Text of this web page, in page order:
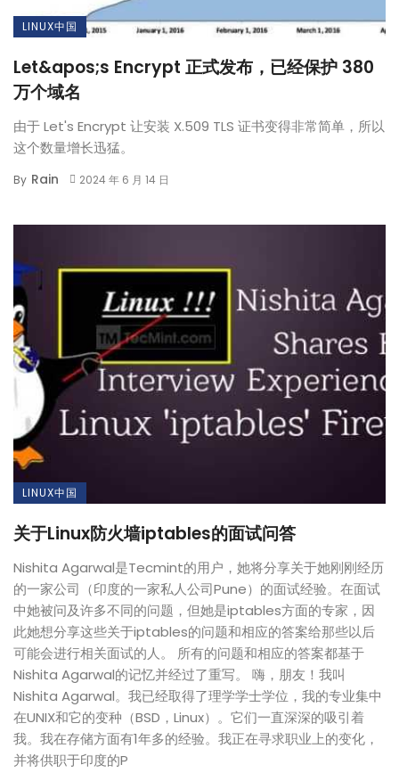
LINUX中国
Let&apos;s Encrypt 正式发布，已经保护 380
万个域名
由于 Let's Encrypt 让安装 X.509 TLS 证书变得非常简单，所以
这个数量增长迅猛。
By Rain 2024 年 6 月 14 日
LINUX中国
关于Linux防火墙iptables的面试问答
Nishita Agarwal是Tecmint的用户，她将分享关于她刚刚经历
的一家公司（印度的一家私人公司Pune）的面试经验。在面试
中她被问及许多不同的问题，但她是iptables方面的专家，因
此她想分享这些关于iptables的问题和相应的答案给那些以后
可能会进行相关面试的人。 所有的问题和相应的答案都基于
Nishita Agarwal的记忆并经过了重写。 嗨，朋友！我叫
Nishita Agarwal。我已经取得了理学学士学位，我的专业集中
在UNIX和它的变种（BSD，Linux）。它们一直深深的吸引着
我。我在存储方面有1年多的经验。我正在寻求职业上的变化，
并将供职于印度的P